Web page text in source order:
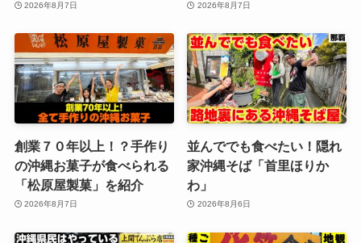
2026年8月7日 2026年8月7日
創業７０年以上！？手作り
の沖縄お菓子が食べられる
「松原屋製菓」を紹介
2026年8月7日
並んででも食べたい！隠れ
家沖縄そば「首里ほりか
わ」
2026年8月6日